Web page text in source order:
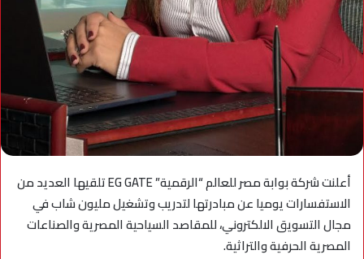
أعلنت شركة بوابة مصر للعالم “الرقمية”EG GATEتلقيها العديد من
الاستفسارات يوميا عن مبادرتها لتدريب وتشغيل مليون شاب في
مجال التسويق الالكتروني، للمقاصد السياحية المصرية والصناعات
المصرية الحرفية والتراثية.